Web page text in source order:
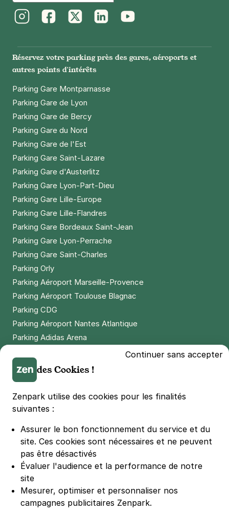
Réservez votre parking près des gares, aéroports et
autres points d'intérêts
Parking Gare Montparnasse
Parking Gare de Lyon
Parking Gare de Bercy
Parking Gare du Nord
Parking Gare de l'Est
Parking Gare Saint-Lazare
Parking Gare d'Austerlitz
Parking Gare Lyon-Part-Dieu
Parking Gare Lille-Europe
Parking Gare Lille-Flandres
Parking Gare Bordeaux Saint-Jean
Parking Gare Lyon-Perrache
Parking Gare Saint-Charles
Parking Orly
Parking Aéroport Marseille-Provence
Parking Aéroport Toulouse Blagnac
Parking CDG
Parking Aéroport Nantes Atlantique
Parking Adidas Arena
Parking LDLC Arena
Parking Stade Pierre Mauroy
Parking Groupama Stadium
Parking Vélodrome
Parking Bercy
Parking La Défense Arena
Parking Les 4 temps
Parking Nation
Parking Porte de Versailles
Parking Lille Grand Palais
Continuer sans accepter
des Cookies !
Zenpark utilise des cookies pour les finalités
suivantes :
Assurer le bon fonctionnement du service et du
site. Ces cookies sont nécessaires et ne peuvent
pas être désactivés
Évaluer l'audience et la performance de notre
site
Mesurer, optimiser et personnaliser nos
campagnes publicitaires Zenpark.